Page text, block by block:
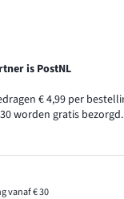
is PostNL
€ 4,99 per
worden gratis bezorgd.
vanaf € 30